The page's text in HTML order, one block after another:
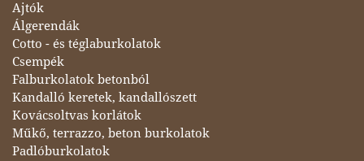
Ajtók
Álgerendák
Cotto - és téglaburkolatok
Csempék
Falburkolatok betonból
Kandalló keretek, kandallószett
Kovácsoltvas korlátok
Műkő, terrazzo, beton burkolatok
Padlóburkolatok